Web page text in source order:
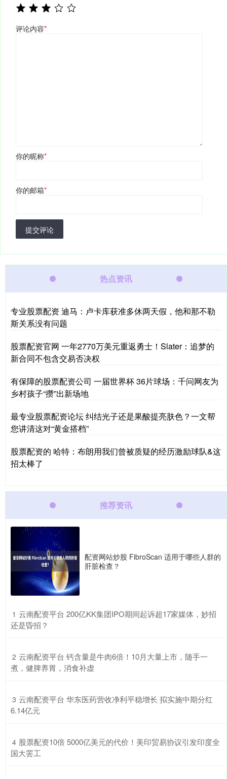
评论内容*
你的昵称*
你的邮箱*
提交评论
热点资讯
专业股票配资 迪马：卢卡库获准多休两天假，他和那不勒
斯关系没有问题
股票配资官网 一年2770万美元重返勇士！Slater：追梦的
新合同不包含交易否决权
有保障的股票配资公司 一届世界杯 36片球场：千问网友为
乡村孩子“攒”出新场地
最专业股票配资论坛 纠结光子还是果酸提亮肤色？一文帮
您讲清这对“黄金搭档”
股票配资的 哈特：布朗用我们曾被质疑的经历激励球队&这
招太棒了
推荐资讯
配资网站炒股 FibroScan 适用于哪些人群的
肝脏检查？
1 ​云南配资平台 200亿KK集团IPO期间起诉超17家媒体，妙招
还是昏招？
2 ​云南配资平台 钙含量是牛肉6倍！10月大量上市，随手一
煮，健脾养胃，消食补虚
3 ​云南配资平台 华东医药营收净利平稳增长 拟实施中期分红
6.14亿元
4 ​股票配资10倍 5000亿美元的代价！美印贸易协议引发印度全
国大罢工